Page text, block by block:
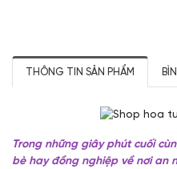
THÔNG TIN SẢN PHẨM
Trong những giây phút cuối
bè hay đồng nghiệp về nơi an